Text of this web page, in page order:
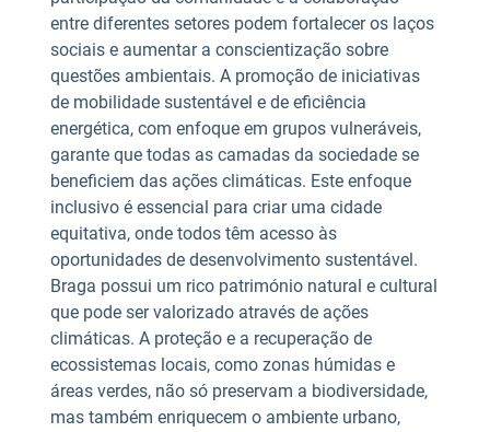
entre diferentes setores podem fortalecer os laços
sociais e aumentar a conscientização sobre
questões ambientais. A promoção de iniciativas
de mobilidade sustentável e de eficiência
energética, com enfoque em grupos vulneráveis,
garante que todas as camadas da sociedade se
beneficiem das ações climáticas. Este enfoque
inclusivo é essencial para criar uma cidade
equitativa, onde todos têm acesso às
oportunidades de desenvolvimento sustentável.
Braga possui um rico património natural e cultural
que pode ser valorizado através de ações
climáticas. A proteção e a recuperação de
ecossistemas locais, como zonas húmidas e
áreas verdes, não só preservam a biodiversidade,
mas também enriquecem o ambiente urbano,